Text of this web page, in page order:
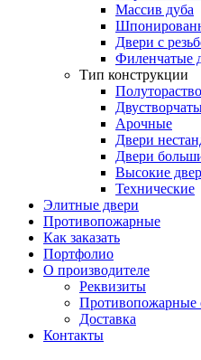
Массив дуба
Двери с
Филенчатые
Тип конструкции
Арочные
Двери
Двери
Высокие
Технические
Элитные двери
Противопожарные
Как заказать
Портфолио
О производителе
Реквизиты
Противопожарные
Доставка
Контакты